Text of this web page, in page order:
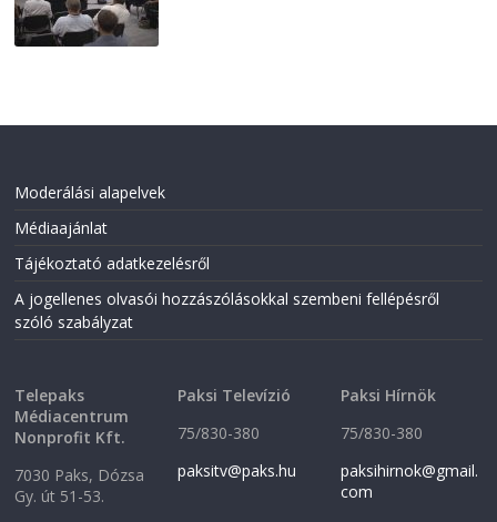
Moderálási alapelvek
Médiaajánlat
Tájékoztató adatkezelésről
A jogellenes olvasói hozzászólásokkal szembeni fellépésről
szóló szabályzat
Telepaks
Médiacentrum
Nonprofit Kft.
7030 Paks, Dózsa
Gy. út 51-53.
Paksi Televízió
75/830-380
paksitv@paks.hu
Paksi Hírnök
75/830-380
paksihirnok@gmail.
com